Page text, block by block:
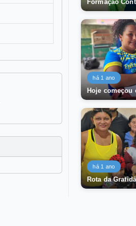
Formação
há 1 ano
Hoje começou
há 1 ano
Rota da